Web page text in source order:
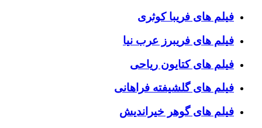
فیلم های فریبا کوثری
فیلم های فریبرز عرب نیا
فیلم های کتایون ریاحی
فیلم های گلشیفته فراهانی
فیلم های گوهر خیراندیش